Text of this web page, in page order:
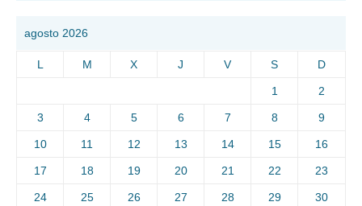
agosto 2026
L M X J V S D
1 2
3 4 5 6 7 8 9
10 11 12 13 14 15 16
17 18 19 20 21 22 23
24 25 26 27 28 29 30